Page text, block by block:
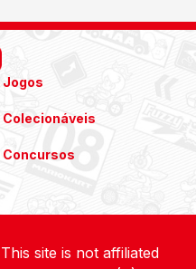
Jogos
Colecionáveis
Concursos
site is not affiliated